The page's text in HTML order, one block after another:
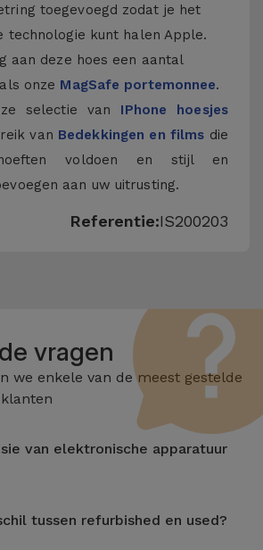
toegevoegd zodat je het
technologie kunt halen Apple.
aan deze hoes een aantal
onze MagSafe portemonnee.
selectie van IPhone hoesjes
van Bedekkingen en films die
voldoen en stijl en
aan uw uitrusting.
Referentie:IS200203
vragen
we enkele van de meest gestelde
van elektronische apparatuur
het repareren van elk defect
tussen refurbished en used?